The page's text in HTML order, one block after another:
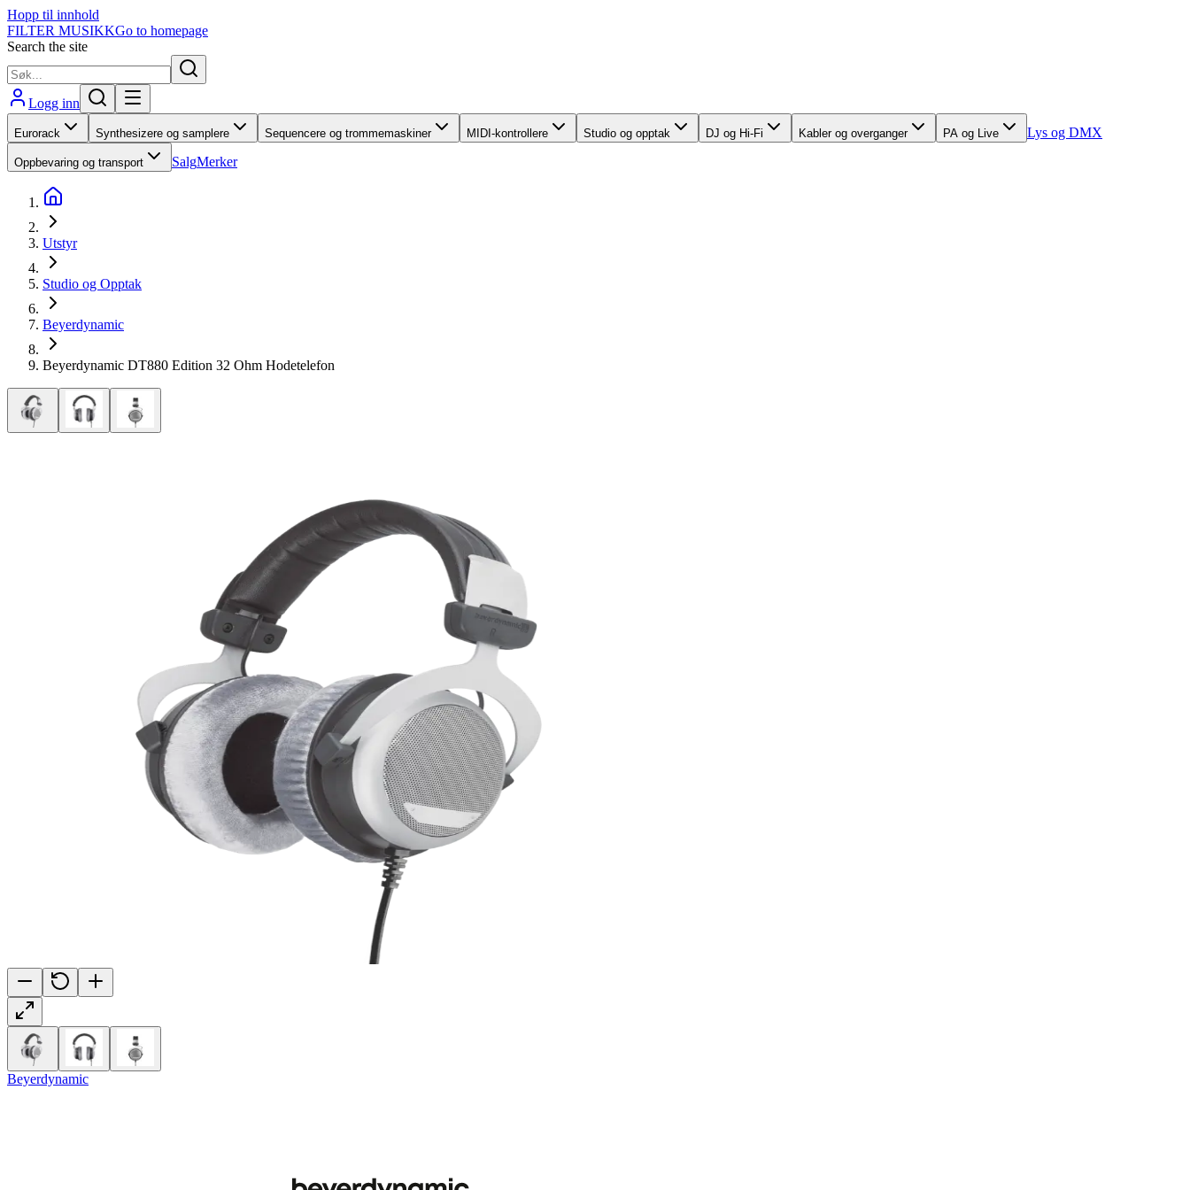
Hopp til innhold
FILTER MUSIKKGo to homepage
Search the site
Logg inn
Eurorack Synthesizere og samplere Sequencere og trommemaskiner MIDI-kontrollere Studio og opptak DJ og Hi-Fi Kabler og overganger PA og Live Lys og DMX
Oppbevaring og transport SalgMerker
Utstyr
Studio og Opptak
Beyerdynamic
Beyerdynamic DT880 Edition 32 Ohm Hodetelefon
Beyerdynamic